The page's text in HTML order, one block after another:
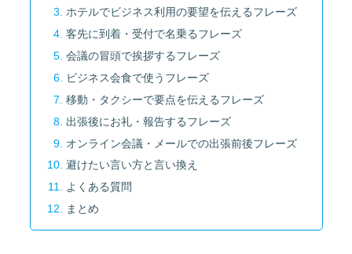
ホテルでビジネス利用の要望を伝えるフレーズ
客先に到着・受付で名乗るフレーズ
会議の冒頭で挨拶するフレーズ
ビジネス会食で使うフレーズ
移動・タクシーで要点を伝えるフレーズ
出張後にお礼・報告するフレーズ
オンライン会議・メールでの出張前後フレーズ
避けたい言い方と言い換え
よくある質問
まとめ